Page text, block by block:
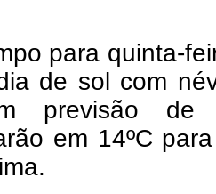
para quinta-
de sol com
previsão de
em 14ºC